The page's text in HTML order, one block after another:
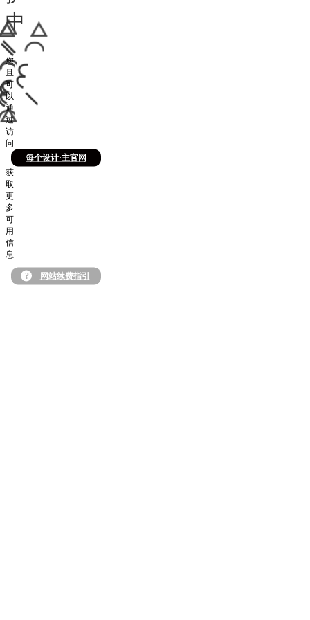
中
您
且
可
以
通
过
访
问
每个设计·主官网
获
取
更
多
可
用
信
息
? 网站续费指引